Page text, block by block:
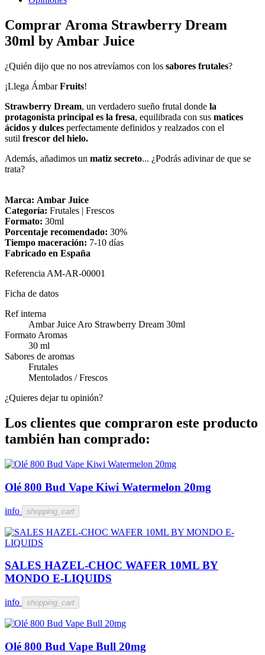
Comprar Aroma Strawberry Dream
30ml by Ambar Juice
¿Quién dijo que no nos atrevíamos con los sabores frutales?
¡Llega ÁmbarFruits!
Strawberry Dream, un verdadero sueño frutal donde la
protagonista principal es la fresa, equilibrada con sus matices
ácidos y dulces perfectamente definidos y realzados con el
sutil frescor del hielo.
Además, añadimos un matiz secreto... ¿Podrás adivinar de que se
trata?
Marca: Ambar Juice
Categoría: Frutales | Frescos
Formato: 30ml
Porcentaje recomendado: 30%
Tiempo maceración: 7-10 días
Fabricado en España
Referencia AM-AR-00001
Ficha de datos
Ref interna
Ambar Juice Aro Strawberry Dream 30ml
Formato Aromas
30 ml
Sabores de aromas
Frutales
Mentolados / Frescos
¿Quieres dejar tu opinión?
Los clientes que compraron este producto
también han comprado:
Olé 800 Bud Vape Kiwi Watermelon 20mg
info shopping_cart
SALES HAZEL-CHOC WAFER 10ML BY
MONDO E-LIQUIDS
info shopping_cart
Olé 800 Bud Vape Bull 20mg